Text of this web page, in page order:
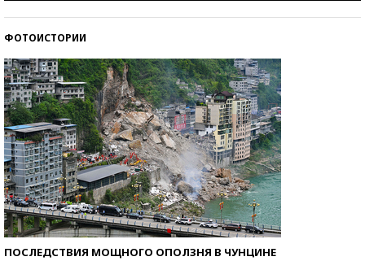
ФОТОИСТОРИИ
ПОСЛЕДСТВИЯ МОЩНОГО ОПОЛЗНЯ В ЧУНЦИНЕ